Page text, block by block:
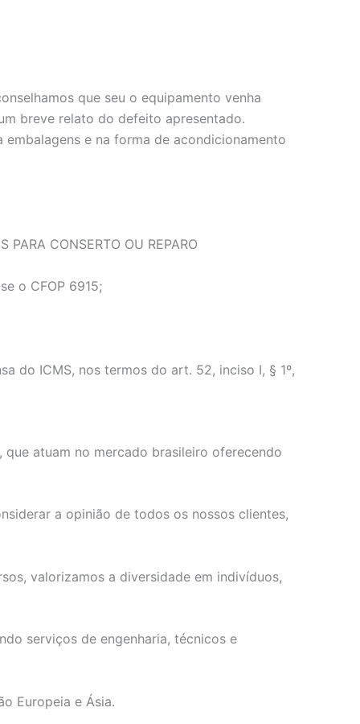
que seu o equipamento venha
breve relato do defeito apresentado.
e na forma de acondicionamento
PARA CONSERTO OU REPARO
o CFOP 6915;
do ICMS, nos termos do art. 52, inciso I, § 1º,
atuam no mercado brasileiro oferecendo
a opinião de todos os nossos clientes,
valorizamos a diversidade em indivíduos,
serviços de engenharia, técnicos e
Europeia e Ásia.